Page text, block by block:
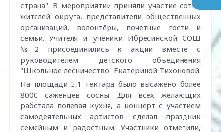
страна". В мероприятии приняли участие сотни
жителей округа, представители общественных
организаций, волонтёры, почётные гости и
семьи. Учителя и ученики Ибресинской СОШ
№2 присоединились к акции вместе с
руководителем детского объединения
"Школьное лесничество" Екатериной Тихоновой.
На площади 3,1 гектара было высажено более
8000 саженцев сосны. Для всех желающих
работала полевая кухня, а концерт с участием
самодеятельных артистов сделал праздник
семейным и радостным. Участники отметили,